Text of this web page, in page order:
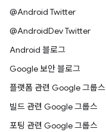
@Android Twitter
@AndroidDev Twitter
Android 블로그
Google 보안 블로그
플랫폼 관련 Google 그룹스
빌드 관련 Google 그룹스
포팅 관련 Google 그룹스